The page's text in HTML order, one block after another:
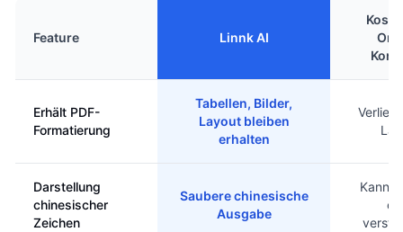
Feature Linnk AI
Erhält PDF-
Formatierung
Tabellen, Bilder,
Layout bleiben
erhalten
Verliert
Darstellung
chinesischer
Zeichen
Saubere chinesische
Ausgabe
Kann